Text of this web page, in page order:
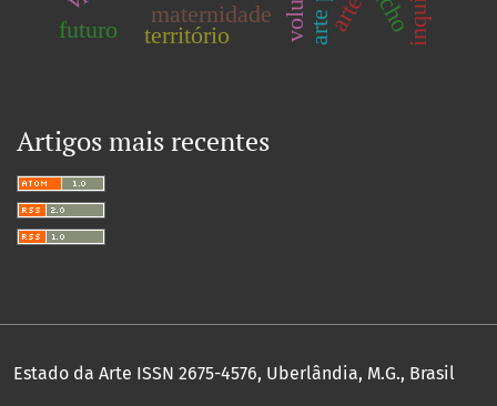
maternidade
território
futuro arte
Artigos mais recentes
Estado da Arte ISSN 2675-4576, Uberlândia, M.G., Brasil